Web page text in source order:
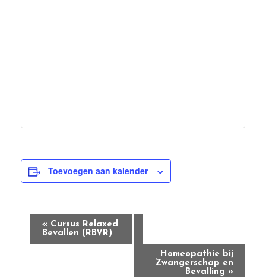
Toevoegen aan kalender
Evenement
Navigatie
« Cursus Relaxed
Bevallen (RBVR)
Homeopathie bij
Zwangerschap en
Bevalling »